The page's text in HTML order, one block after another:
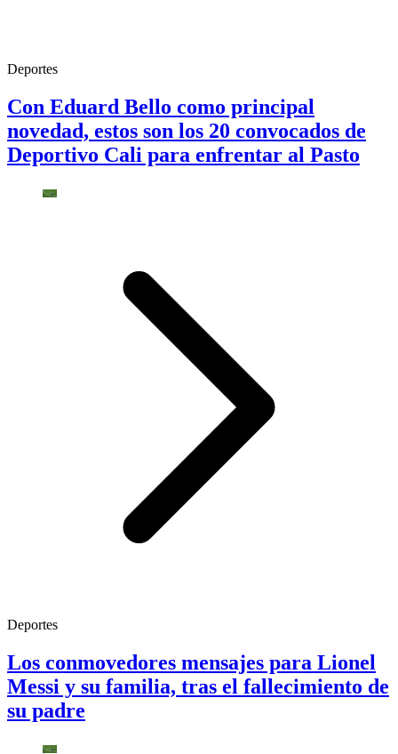
Deportes
Con Eduard Bello como principal
novedad, estos son los 20 convocados de
Deportivo Cali para enfrentar al Pasto
Deportes
Los conmovedores mensajes para Lionel
Messi y su familia, tras el fallecimiento de
su padre